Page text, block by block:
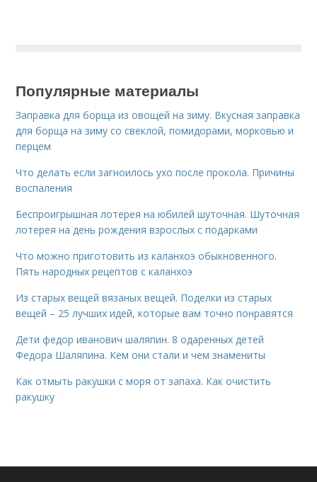
Популярные материалы
Заправка для борща из овощей на зиму. Вкусная заправка
для борща на зиму со свеклой, помидорами, морковью и
перцем
Что делать если загноилось ухо после прокола. Причины
воспаления
Беспроигрышная лотерея на юбилей шуточная. Шуточная
лотерея на день рождения взрослых с подарками
Что можно приготовить из каланхоэ обыкновенного.
Пять народных рецептов с каланхоэ
Из старых вещей вязаных вещей. Поделки из старых
вещей – 25 лучших идей, которые вам точно понравятся
Дети федор иванович шаляпин. 8 одаренных детей
Федора Шаляпина. Кем они стали и чем знамениты
Как отмыть ракушки с моря от запаха. Как очистить
ракушку